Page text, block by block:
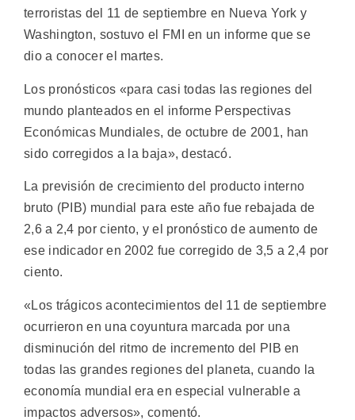
terroristas del 11 de septiembre en Nueva York y
Washington, sostuvo el FMI en un informe que se
dio a conocer el martes.
Los pronósticos «para casi todas las regiones del
mundo planteados en el informe Perspectivas
Económicas Mundiales, de octubre de 2001, han
sido corregidos a la baja», destacó.
La previsión de crecimiento del producto interno
bruto (PIB) mundial para este año fue rebajada de
2,6 a 2,4 por ciento, y el pronóstico de aumento de
ese indicador en 2002 fue corregido de 3,5 a 2,4 por
ciento.
«Los trágicos acontecimientos del 11 de septiembre
ocurrieron en una coyuntura marcada por una
disminución del ritmo de incremento del PIB en
todas las grandes regiones del planeta, cuando la
economía mundial era en especial vulnerable a
impactos adversos», comentó.